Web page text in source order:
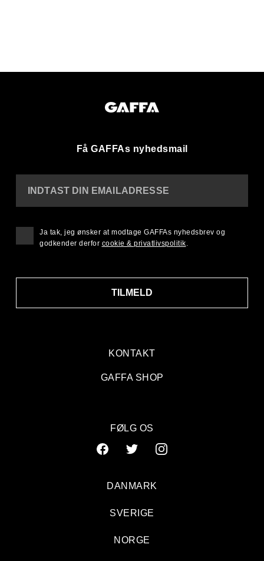
Få GAFFAs nyhedsmail
KONTAKT
GAFFA SHOP
INDTAST DIN EMAILADRESSE
TILMELD
Ja tak, jeg ønsker at modtage GAFFAs nyhedsbrev og
godkender derfor cookie & privatlivspolitik.
FØLG OS
DANMARK
SVERIGE
NORGE